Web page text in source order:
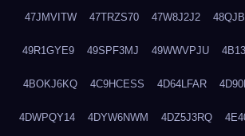
47JMVITW 47TRZS70 47W8J2J2
49R1GYE9 49SPF3MJ 49WWVPJU
4BOKJ6KQ 4C9HCESS 4D64LFAR
4DWPQY14 4DYW6NWM 4DZ5J3RQ